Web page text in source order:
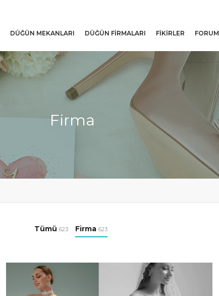
DÜĞÜN MEKANLARI DÜĞÜN FIRMALARI FIKIRLER FORUM
Firma
Tümü 623 Firma 623